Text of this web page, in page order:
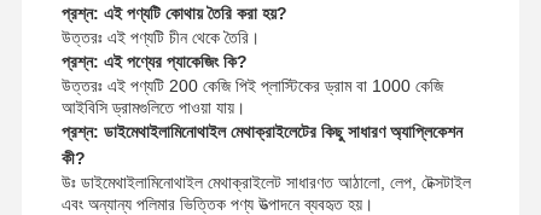
প্রশ্ন: এই পণ্যটি কোথায় তৈরি করা হয়?
উত্তরঃ এই পণ্যটি চীন থেকে তৈরি।
প্রশ্ন: এই পণ্যের প্যাকেজিং কি?
উত্তরঃ এই পণ্যটি 200 কেজি পিই প্লাস্টিকের ড্রাম বা 1000 কেজি
আইবিসি ড্রামগুলিতে পাওয়া যায়।
প্রশ্ন: ডাইমেথাইলামিনোথাইল মেথাক্রাইলেটের কিছু সাধারণ অ্যাপ্লিকেশন
কী?
উঃ ডাইমেথাইলামিনোথাইল মেথাক্রাইলেট সাধারণত আঠালো, লেপ, টেক্সটাইল
এবং অন্যান্য পলিমার ভিত্তিক পণ্য উত্পাদনে ব্যবহৃত হয়।